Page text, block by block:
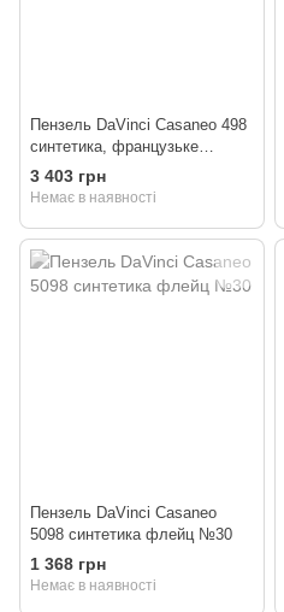
Пензель DaVinci Casaneo 498
синтетика, французьке
кріплення, №6
3 403 грн
Немає в наявності
Пензель DaVinci Casaneo
5098 синтетика флейц №30
1 368 грн
Немає в наявності